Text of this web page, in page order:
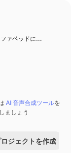
ァベッドに…
AI 音声合成ツールを
ましょう
ジェクトを作成